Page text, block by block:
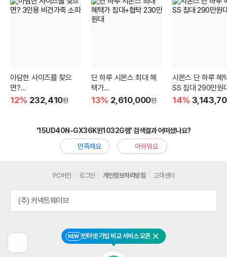
아담한 사이즈를 찾으
면?
3인용 비건가죽 소파
12% 232,410원
단 하루 시몬스 최대 혜
택가
침대+협탁 230만원대
13% 2,610,000원
시몬스 단 하루 혜
SS 침대 290만원
14%
'15UD40N-GX36K윈1032G램' 검색결과 어떠셨나요?
만족해요
아쉬워요
전
NEW 인터넷 가입 비교 서비스 오픈 닫기
PC버전 로그인 개인정보처리방침 고객센터
(주) 커넥트웨이브